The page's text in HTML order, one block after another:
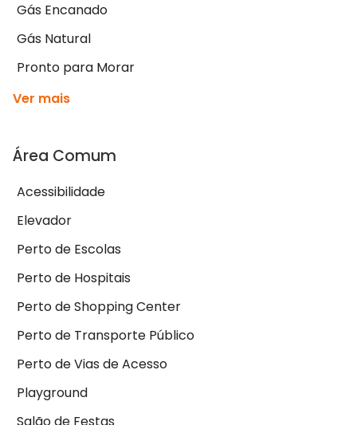
Gás Encanado
Gás Natural
Pronto para Morar
Ver mais
Área Comum
Acessibilidade
Elevador
Perto de Escolas
Perto de Hospitais
Perto de Shopping Center
Perto de Transporte Público
Perto de Vias de Acesso
Playground